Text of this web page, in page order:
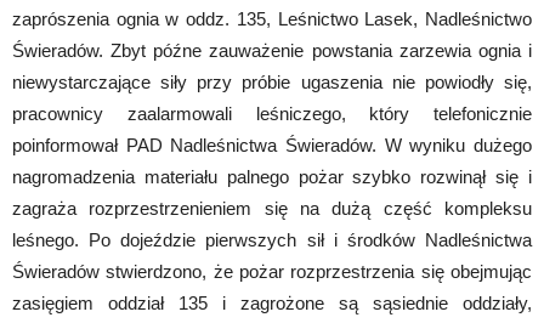
zaprószenia ognia w oddz. 135, Leśnictwo Lasek, Nadleśnictwo
Świeradów. Zbyt późne zauważenie powstania zarzewia ognia i
niewystarczające siły przy próbie ugaszenia nie powiodły się,
pracownicy zaalarmowali leśniczego, który telefonicznie
poinformował PAD Nadleśnictwa Świeradów. W wyniku dużego
nagromadzenia materiału palnego pożar szybko rozwinął się i
zagraża rozprzestrzenieniem się na dużą część kompleksu
leśnego. Po dojeździe pierwszych sił i środków Nadleśnictwa
Świeradów stwierdzono, że pożar rozprzestrzenia się obejmując
zasięgiem oddział 135 i zagrożone są sąsiednie oddziały,